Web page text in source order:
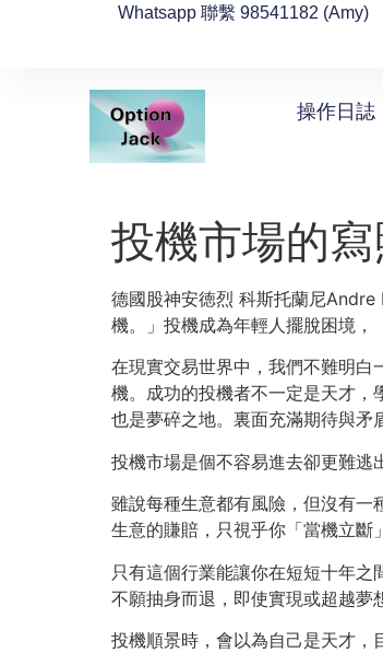
Whatsapp 聯繫 98541182 (Amy)
操作日誌
投機市場的寫
德國股神安徳烈 科斯托蘭尼
機。」投機成為年輕人擺脫困境，
在現實交易世界中，我們不難明白
機。成功的投機者不一定是天才，
也是夢碎之地。裏面充滿期待與矛
投機市場是個不容易進去卻更難逃
雖說每種生意都有風險，但沒有一
生意的賺賠，只視乎你「當機立斷
只有這個行業能讓你在短短十年
不願抽身而退，即使實現或超越夢
投機順景時，會以為自己是天才，